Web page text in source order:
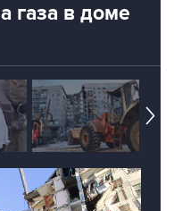
газа в доме